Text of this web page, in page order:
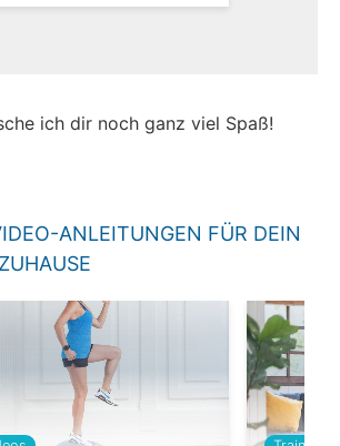
ich dir noch ganz viel Spaß!
ANLEITUNGEN FÜR DEIN